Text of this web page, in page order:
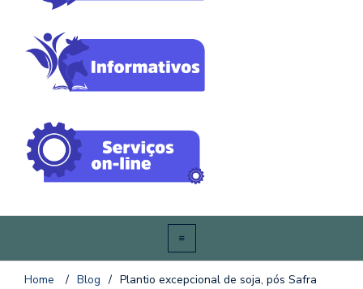
Home / Blog / Plantio excepcional de soja, pós Safra